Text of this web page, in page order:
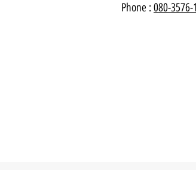
Phone : 080-3576-